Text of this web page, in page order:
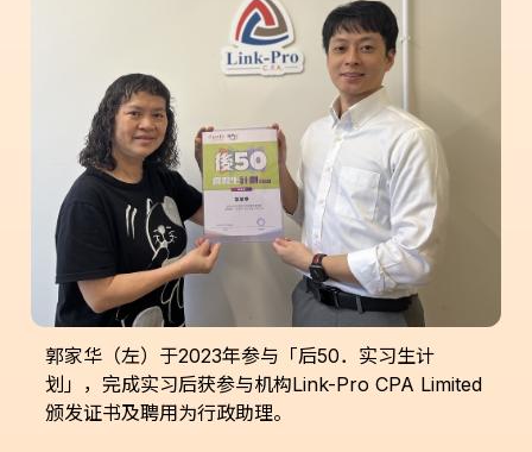
郭家华（左）于2023年参与「后50．实习生计
划」，完成实习后获参与机构Link-Pro CPA Limited
颁发证书及聘用为行政助理。